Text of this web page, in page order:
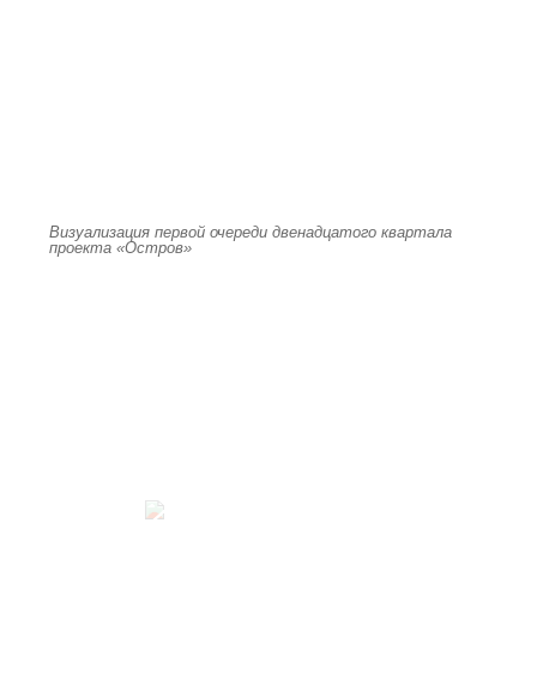
Визуализация первой очереди двенадцатого квартала
проекта «Остров»